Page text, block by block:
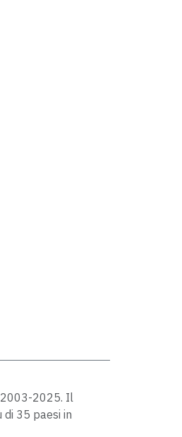
2003-2025. Il
di 35 paesi in